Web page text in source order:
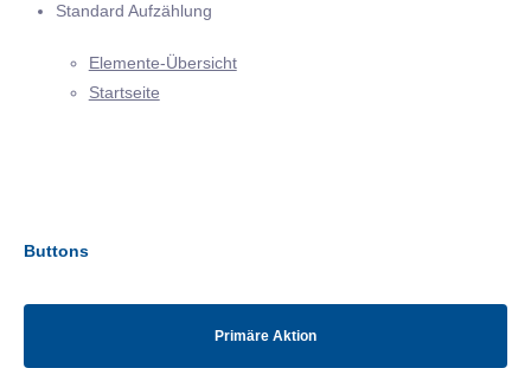
Standard Aufzählung
Elemente-Übersicht
Startseite
Buttons
Primäre Aktion